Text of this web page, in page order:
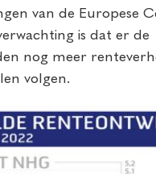
van de Europese
is dat er de
nog meer
volgen.